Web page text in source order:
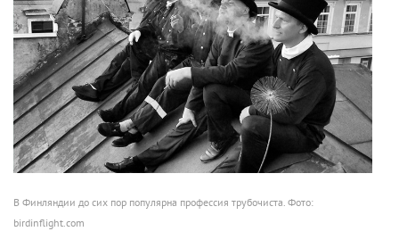
В Финляндии до сих пор популярна профессия трубочиста. Фото:
birdinflight.com